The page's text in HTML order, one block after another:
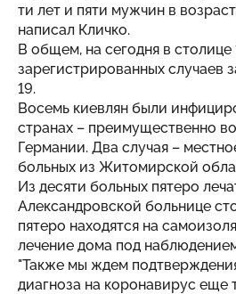
ти лет и пяти мужчин в
написал Кличко.
В общем, на сегодня в столице
зарегистрированных случаев
19.
Восемь киевлян были
странах – преимущественно
Германии. Два случая –
больных из Житомирской
Из десяти больных пятеро
Александровской больнице
пятеро находятся на
лечение дома под
"Также мы ждем
диагноза на коронавирус еще